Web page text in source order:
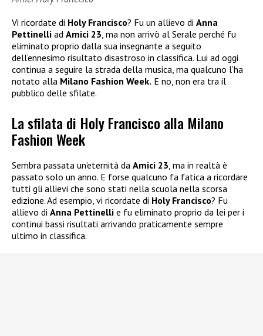
Vi ricordate di Holy Francisco? Fu un allievo di Anna
Pettinelli ad Amici 23, ma non arrivò al Serale perché fu
eliminato proprio dalla sua insegnante a seguito
dell’ennesimo risultato disastroso in classifica. Lui ad oggi
continua a seguire la strada della musica, ma qualcuno l’ha
notato alla Milano Fashion Week. E no, non era tra il
pubblico delle sfilate.
La sfilata di Holy Francisco alla Milano
Fashion Week
Sembra passata un’eternità da Amici 23 , ma in realtà è
passato solo un anno. E forse qualcuno fa fatica a ricordare
tutti gli allievi che sono stati nella scuola nella scorsa
edizione. Ad esempio, vi ricordate di Holy Francisco? Fu
allievo di Anna Pettinelli e fu eliminato proprio da lei per i
continui bassi risultati arrivando praticamente sempre
ultimo in classifica.